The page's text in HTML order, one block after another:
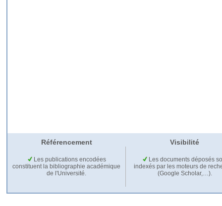
Référencement Visibilité
Les publications encodées
constituent la bibliographie académique
de l'Université.
Les documents déposés
indexés par les moteurs de
(Google Scholar,…).